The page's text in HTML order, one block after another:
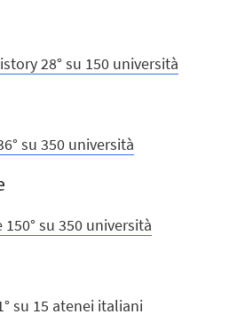
28° su 150 università
su 350 università
su 350 università
su 15 atenei italiani